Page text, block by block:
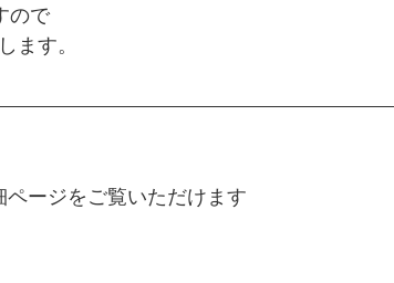
ので
ます。
ージをご覧いただけます